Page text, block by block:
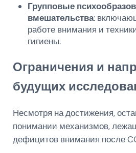
Групповые
вмешательства:
работе внимания и
гигиены.
Ограничения и
будущих
Несмотря на достижения,
понимании механизмов,
дефицитов внимания после